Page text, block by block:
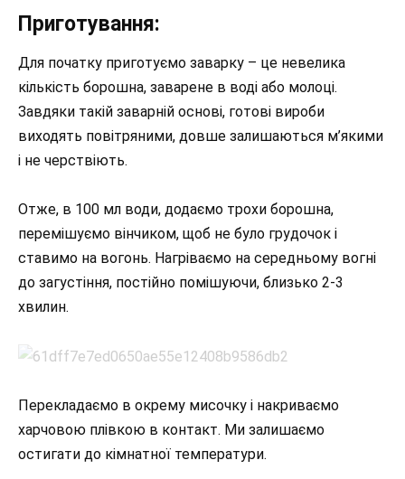
Приготування:
Для початку приготуємо заварку – це невелика
кількість борошна, заварене в воді або молоці.
Завдяки такій заварній основі, готові вироби
виходять повітряними, довше залишаються м’якими
і не черствіють.
Отже, в 100 мл води, додаємо трохи борошна,
перемішуємо вінчиком, щоб не було грудочок і
ставимо на вогонь. Нагріваємо на середньому вогні
до загустіння, постійно помішуючи, близько 2-3
хвилин.
Перекладаємо в окрему мисочку і накриваємо
харчовою плівкою в контакт. Ми залишаємо
остигати до кімнатної температури.